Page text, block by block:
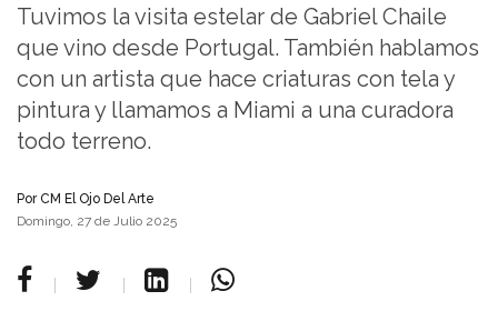
Tuvimos la visita estelar de Gabriel Chaile
que vino desde Portugal. También hablamos
con un artista que hace criaturas con tela y
pintura y llamamos a Miami a una curadora
todo terreno.
PorCM El Ojo Del Arte
Domingo, 27 de Julio 2025